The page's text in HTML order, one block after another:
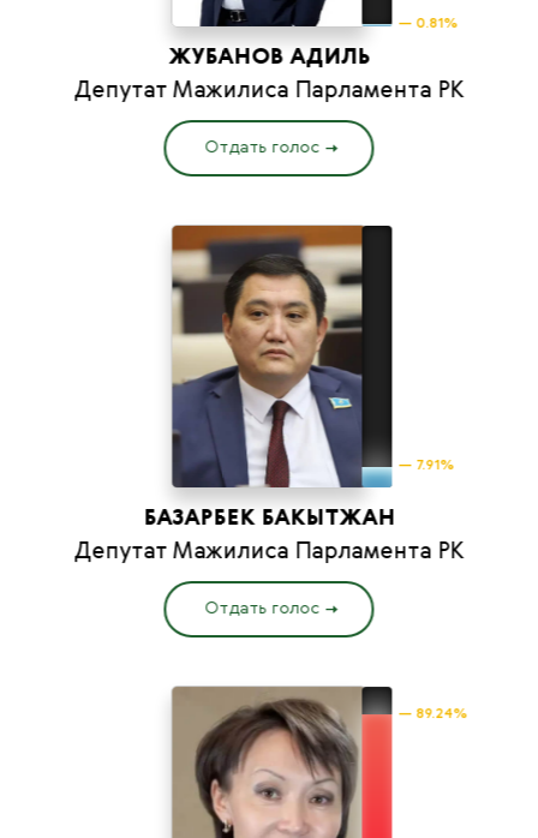
— 0.81%
ЖУБАНОВ АДИЛЬ
Депутат Мажилиса Парламента РК
Отдать голос
— 7.91%
БАЗАРБЕК БАКЫТЖАН
Депутат Мажилиса Парламента РК
Отдать голос
— 89.24%